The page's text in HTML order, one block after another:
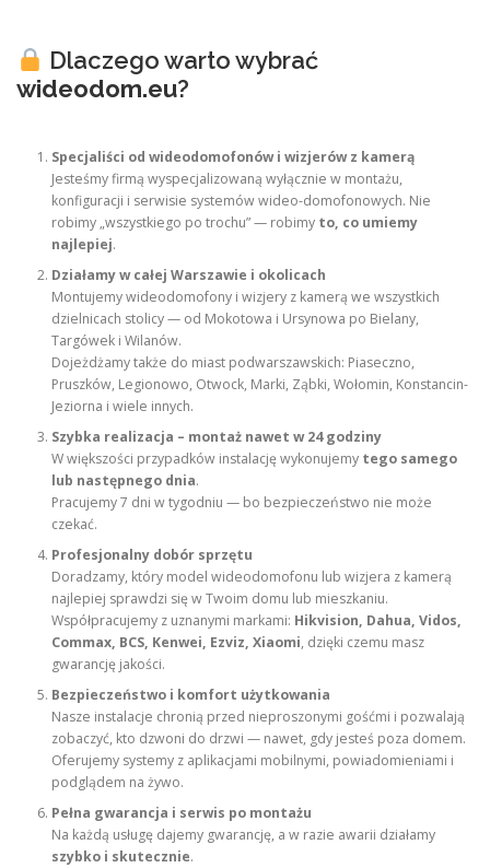
Dlaczego warto wybrać
wideodom.eu?
Specjaliści od wideodomofonów i wizjerów z kamerą
Jesteśmy firmą wyspecjalizowaną wyłącznie w montażu,
konfiguracji i serwisie systemów wideo-domofonowych. Nie
robimy „wszystkiego po trochu” — robimy to, co umiemy
najlepiej.
Działamy w całej Warszawie i okolicach
Montujemy wideodomofony i wizjery z kamerą we wszystkich
dzielnicach stolicy — od Mokotowa i Ursynowa po Bielany,
Targówek i Wilanów.
Dojeżdżamy także do miast podwarszawskich: Piaseczno,
Pruszków, Legionowo, Otwock, Marki, Ząbki, Wołomin, Konstancin-
Jeziorna i wiele innych.
Szybka realizacja – montaż nawet w 24 godziny
W większości przypadków instalację wykonujemy tego samego
lub następnego dnia.
Pracujemy 7 dni w tygodniu — bo bezpieczeństwo nie może
czekać.
Profesjonalny dobór sprzętu
Doradzamy, który model wideodomofonu lub wizjera z kamerą
najlepiej sprawdzi się w Twoim domu lub mieszkaniu.
Współpracujemy z uznanymi markami: Hikvision, Dahua, Vidos,
Commax, BCS, Kenwei, Ezviz, Xiaomi, dzięki czemu masz
gwarancję jakości.
Bezpieczeństwo i komfort użytkowania
Nasze instalacje chronią przed nieproszonymi gośćmi i pozwalają
zobaczyć, kto dzwoni do drzwi — nawet, gdy jesteś poza domem.
Oferujemy systemy z aplikacjami mobilnymi, powiadomieniami i
podglądem na żywo.
Pełna gwarancja i serwis po montażu
Na każdą usługę dajemy gwarancję, a w razie awarii działamy
szybko i skutecznie.